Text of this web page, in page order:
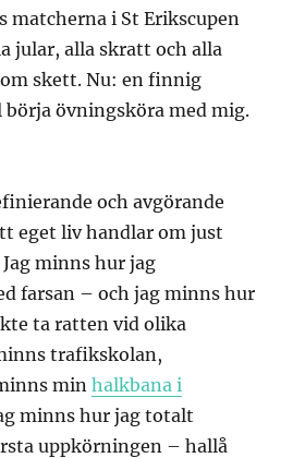
matcherna i St Erikscupen
jular, alla skratt och alla
skett. Nu: en finnig
övningsköra med mig.
och avgörande
eget liv handlar om just
minns hur jag
farsan – och jag minns hur
ta ratten vid olika
trafikskolan,
minhalkbana i
minns hur jag totalt
uppkörningen – hallå